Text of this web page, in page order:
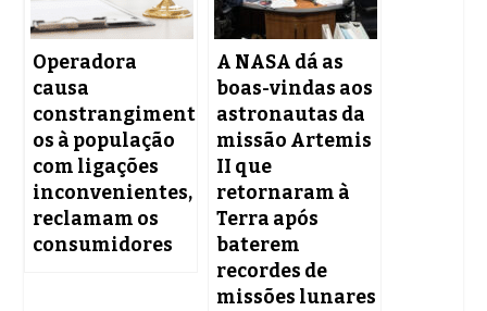
Operadora
causa
constrangiment
os à população
com ligações
inconvenientes,
reclamam os
consumidores
A NASA dá as
boas-vindas aos
astronautas da
missão Artemis
II que
retornaram à
Terra após
baterem
recordes de
missões lunares